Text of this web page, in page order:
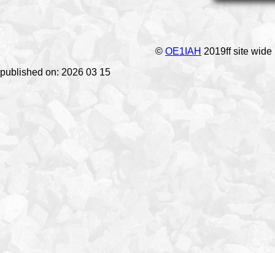
© OE1IAH 2019ff site
published on: 2026 03 15